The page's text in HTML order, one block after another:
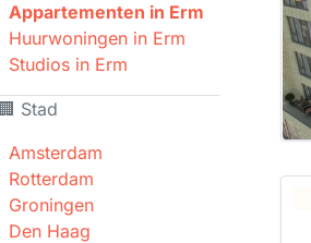
Appartementen in Erm
Huurwoningen in Erm
Studios in Erm
🏢 Stad
Amsterdam
Rotterdam
Groningen
Den Haag